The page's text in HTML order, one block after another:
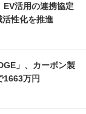
EV活用の連携協定
性化を推進
」、カーボン製
1663万円